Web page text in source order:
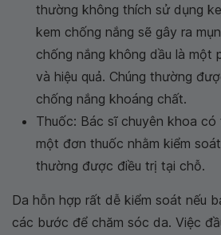
thường không thích sử dụng
kem chống nắng sẽ gây ra
chống nắng không dầu là một
và hiệu quả. Chúng thường
chống nắng khoáng chất.
Thuốc: Bác sĩ chuyên khoa
một đơn thuốc nhằm kiểm
thường được điều trị tại chỗ.
Da hỗn hợp rất dễ kiểm soát nếu
các bước để chăm sóc da. Việc